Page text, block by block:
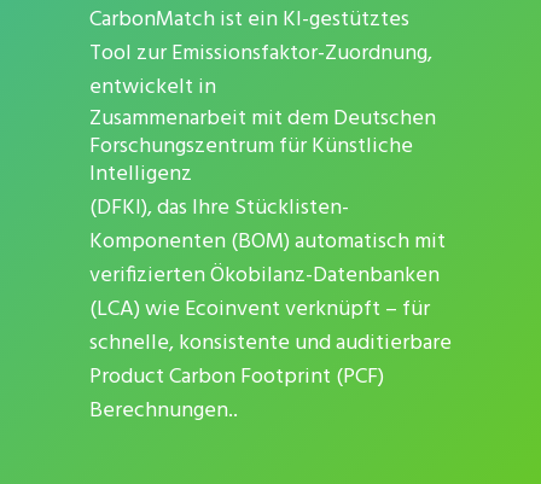
CarbonMatch ist ein KI-gestütztes
Tool zur Emissionsfaktor-Zuordnung,
entwickelt in
Zusammenarbeit mit dem Deutschen
Forschungszentrum für Künstliche
Intelligenz
(DFKI), das Ihre Stücklisten-
Komponenten (BOM) automatisch mit
verifizierten Ökobilanz-Datenbanken
(LCA) wie Ecoinvent verknüpft – für
schnelle, konsistente und auditierbare
Product Carbon Footprint (PCF)
Berechnungen..